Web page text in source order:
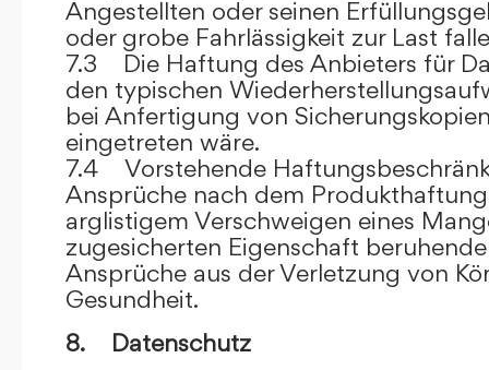
Angestellten oder seinen
oder grobe Fahrlässigkeit zur Last
7.3 Die Haftung des Anbieters für
den typischen
bei Anfertigung von
eingetreten wäre.
7.4 Vorstehende
Ansprüche nach dem
arglistigem Verschweigen eines
zugesicherten Eigenschaft
Ansprüche aus der Verletzung von
Gesundheit.
8. Datenschutz